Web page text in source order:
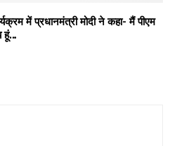
में प्रधानमंत्री मोदी ने कहा- मैं पीएम
हूं…